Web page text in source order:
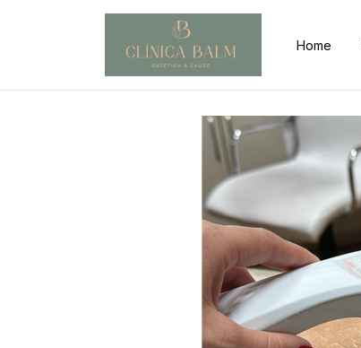
Home